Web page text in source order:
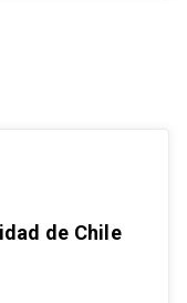
de Chile